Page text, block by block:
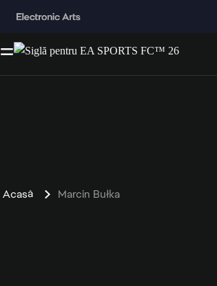
Acasă Marcin Bułka